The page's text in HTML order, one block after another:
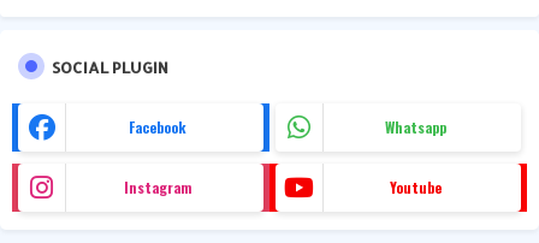
SOCIAL PLUGIN
Facebook Whatsapp
Instagram Youtube